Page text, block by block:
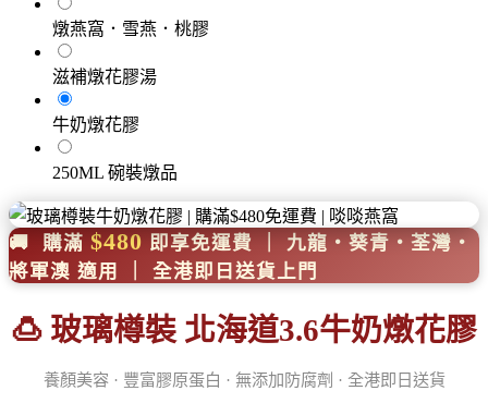
燉燕窩．雪燕．桃膠
滋補燉花膠湯
牛奶燉花膠
250ML 碗裝燉品
🚚 購滿 $480 即享免運費 ｜ 九龍・葵青・荃灣・
將軍澳 適用 ｜ 全港即日送貨上門
🍮 玻璃樽裝 北海道3.6牛奶燉花膠
養顏美容 · 豐富膠原蛋白 · 無添加防腐劑 · 全港即日送貨